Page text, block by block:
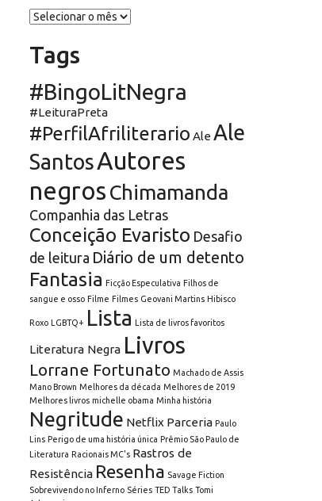
Arquivos
Tags
#BingoLitNegra
#LeituraPreta
#PerfilAfriliterario Ale Ale
SantosAutores
negros Chimamanda
Companhia das Letras
Conceição Evaristo Desafio
de leitura Diário de um detento
Fantasia Ficção Especulativa Filhos de
sangue e osso Filme Filmes Geovani Martins Hibisco
Roxo LGBTQ+ Lista Lista de livros favoritos
Literatura Negra Livros
Lorrane Fortunato Machado de Assis
Mano Brown Melhores da década Melhores de 2019
Melhores livros michelle obama Minha história
Negritude Netflix Parceria Paulo
Lins Perigo de uma história única Prêmio São Paulo de
Literatura Racionais MC's Rastros de
Resistência Resenha Savage Fiction
Sobrevivendo no Inferno Séries TED Talks Tomi